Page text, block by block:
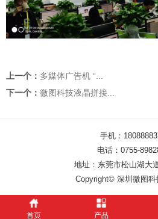
上一个： 多媒体广告机 “...
下一个： 微图科技液晶拼接...
手机：
电话：0755-
地址：东莞市松山湖大
Copyright© 深圳微图科
首页 产品